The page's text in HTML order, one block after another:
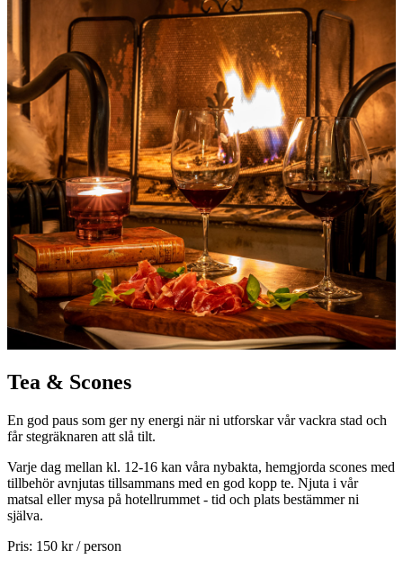
Tea & Scones
En god paus som ger ny energi när ni utforskar vår vackra stad och
får stegräknaren att slå tilt.
Varje dag mellan kl. 12-16 kan våra nybakta, hemgjorda scones med
tillbehör avnjutas tillsammans med en god kopp te. Njuta i vår
matsal eller mysa på hotellrummet - tid och plats bestämmer ni
själva.
Pris: 150 kr / person